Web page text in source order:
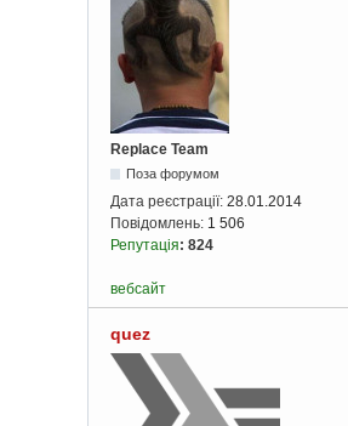
Replace Team
Поза форумом
Дата реєстрації: 28.01.2014
Повідомлень: 1 506
Репутація: 824
вебсайт
quez